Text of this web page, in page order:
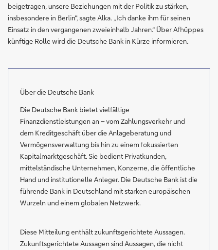
beigetragen, unsere Beziehungen mit der Politik zu stärken,
insbesondere in Berlin", sagte Alka. „Ich danke ihm für seinen
Einsatz in den vergangenen zweieinhalb Jahren.“ Über Afhüppes
künftige Rolle wird die Deutsche Bank in Kürze informieren.
Über die Deutsche Bank
Die Deutsche Bank bietet vielfältige
Finanzdienstleistungen an – vom Zahlungsverkehr und
dem Kreditgeschäft über die Anlageberatung und
Vermögensverwaltung bis hin zu einem fokussierten
Kapitalmarktgeschäft. Sie bedient Privatkunden,
mittelständische Unternehmen, Konzerne, die öffentliche
Hand und institutionelle Anleger. Die Deutsche Bank ist die
führende Bank in Deutschland mit starken europäischen
Wurzeln und einem globalen Netzwerk.
Diese Mitteilung enthält zukunftsgerichtete Aussagen.
Zukunftsgerichtete Aussagen sind Aussagen, die nicht